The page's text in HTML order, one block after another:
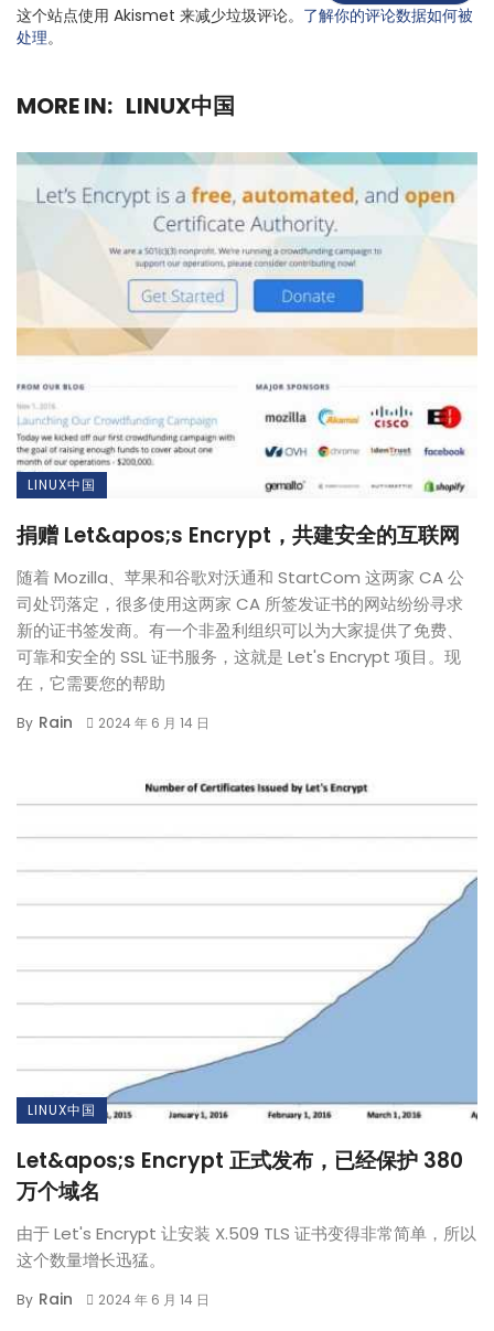
这个站点使用 Akismet 来减少垃圾评论。 了解你的评论数据如何被
处理。
MORE IN: LINUX中国
LINUX中国
捐赠 Let&apos;s Encrypt，共建安全的互联网
随着 Mozilla、苹果和谷歌对沃通和 StartCom 这两家 CA 公
司处罚落定，很多使用这两家 CA 所签发证书的网站纷纷寻求
新的证书签发商。有一个非盈利组织可以为大家提供了免费、
可靠和安全的 SSL 证书服务，这就是 Let's Encrypt 项目。现
在，它需要您的帮助
By Rain 2024 年 6 月 14 日
LINUX中国
Let&apos;s Encrypt 正式发布，已经保护 380
万个域名
由于 Let's Encrypt 让安装 X.509 TLS 证书变得非常简单，所以
这个数量增长迅猛。
By Rain 2024 年 6 月 14 日